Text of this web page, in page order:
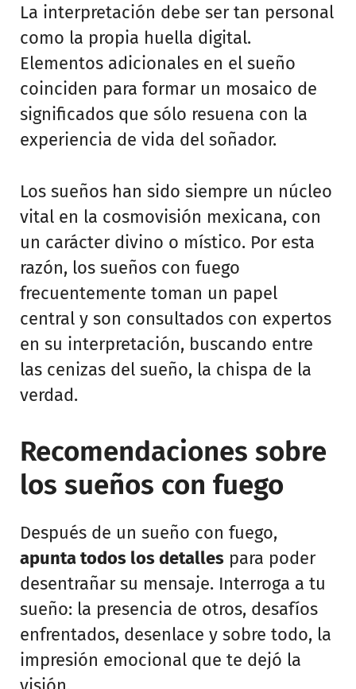
La interpretación debe ser tan personal
como la propia huella digital.
Elementos adicionales en el sueño
coinciden para formar un mosaico de
significados que sólo resuena con la
experiencia de vida del soñador.
Los sueños han sido siempre un núcleo
vital en la cosmovisión mexicana, con
un carácter divino o místico. Por esta
razón, los sueños con fuego
frecuentemente toman un papel
central y son consultados con expertos
en su interpretación, buscando entre
las cenizas del sueño, la chispa de la
verdad.
Recomendaciones sobre
los sueños con fuego
Después de un sueño con fuego,
apunta todos los detalles para poder
desentrañar su mensaje. Interroga a tu
sueño: la presencia de otros, desafíos
enfrentados, desenlace y sobre todo, la
impresión emocional que te dejó la